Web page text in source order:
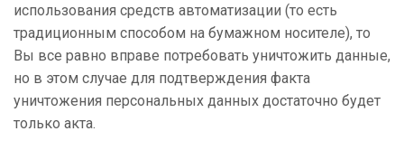
использования средств автоматизации (то есть
традиционным способом на бумажном носителе), то
Вы все равно вправе потребовать уничтожить данные,
но в этом случае для подтверждения факта
уничтожения персональных данных достаточно будет
только акта.